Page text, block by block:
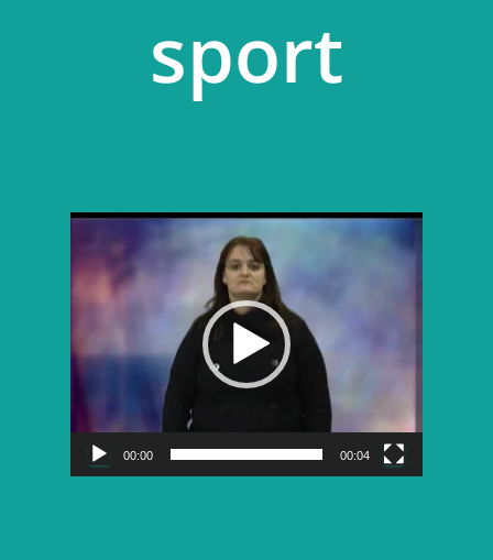
sport
Lecteur
vidéo
00:00 00:04